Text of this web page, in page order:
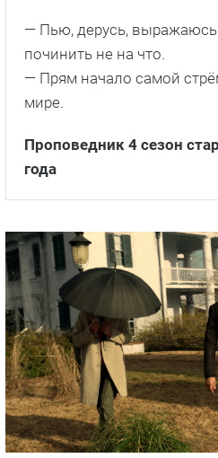
— Пью, дерусь,
починить не на что.
— Прям начало самой
мире.
Проповедник 4 сезон
года